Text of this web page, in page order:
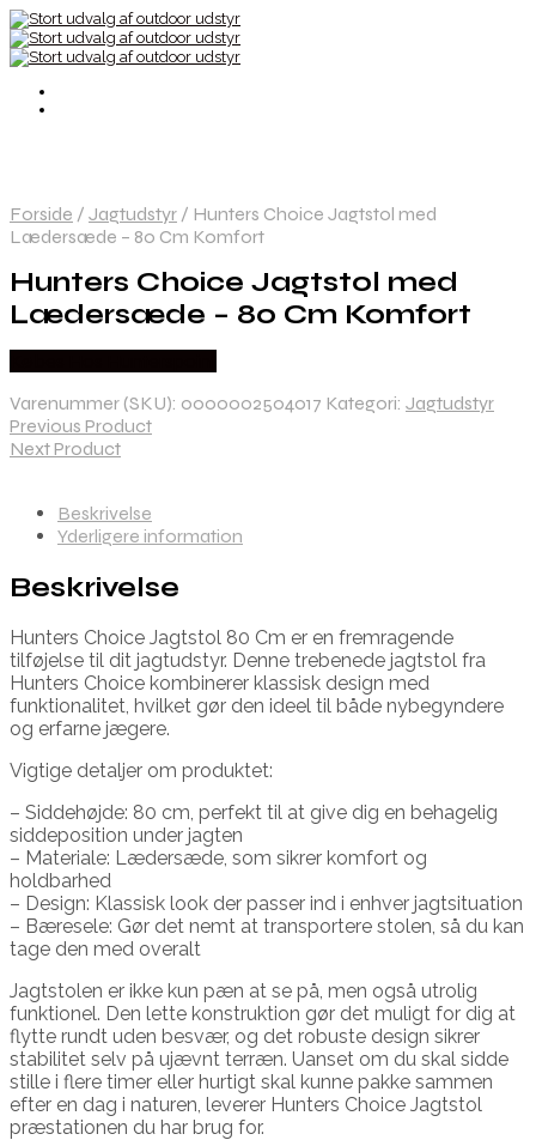
Forside / Jagtudstyr / Hunters Choice Jagtstol med
Lædersæde – 80 Cm Komfort
Hunters Choice Jagtstol med
Lædersæde – 80 Cm Komfort
Varenummer (SKU): 0000002504017 Kategori: Jagtudstyr
Previous Product
Next Product
Beskrivelse
Yderligere information
Beskrivelse
Hunters Choice Jagtstol 80 Cm er en fremragende
tilføjelse til dit jagtudstyr. Denne trebenede jagtstol fra
Hunters Choice kombinerer klassisk design med
funktionalitet, hvilket gør den ideel til både nybegyndere
og erfarne jægere.
Vigtige detaljer om produktet:
– Siddehøjde: 80 cm, perfekt til at give dig en behagelig
siddeposition under jagten
– Materiale: Lædersæde, som sikrer komfort og
holdbarhed
– Design: Klassisk look der passer ind i enhver jagtsituation
– Bæresele: Gør det nemt at transportere stolen, så du kan
tage den med overalt
Jagtstolen er ikke kun pæn at se på, men også utrolig
funktionel. Den lette konstruktion gør det muligt for dig at
flytte rundt uden besvær, og det robuste design sikrer
stabilitet selv på ujævnt terræn. Uanset om du skal sidde
stille i flere timer eller hurtigt skal kunne pakke sammen
efter en dag i naturen, leverer Hunters Choice Jagtstol
præstationen du har brug for.